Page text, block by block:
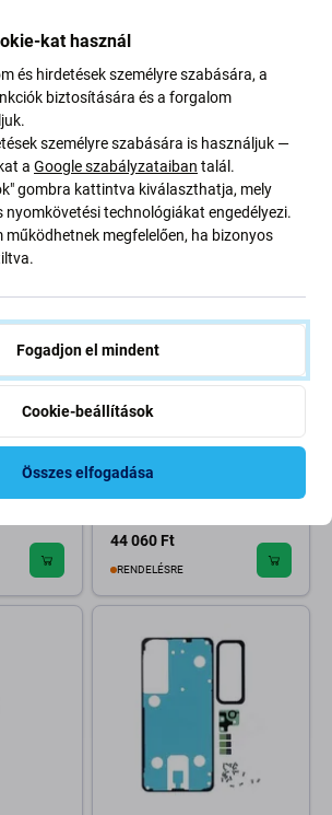
Samsung
Hangszóró Samsung S26,
GH96-20823A, Genuine
14 010 Ft
RENDELÉSRE
Samsung S26, GH96-20592A,
44 060 Ft
RENDELÉSRE
kat használ
és hirdetések személyre szabására, a
biztosítására és a forgalom
személyre szabására is használjuk —
a Google szabályzataiban talál.
gombra kattintva kiválaszthatja, mely
nyomkövetési technológiákat engedélyezi.
működhetnek megfelelően, ha bizonyos
Fogadjon el mindent
Cookie-beállítások
Összes elfogadása